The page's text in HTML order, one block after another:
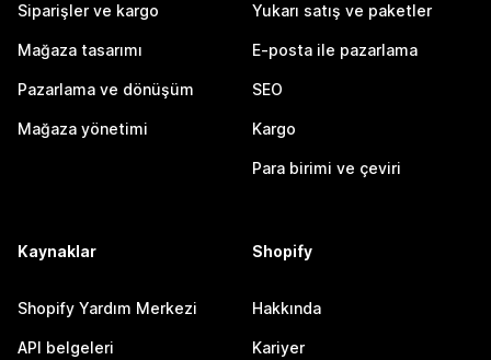
Siparişler ve kargo
Mağaza tasarımı
Pazarlama ve dönüşüm
Mağaza yönetimi
Yukarı satış ve paketler
E-posta ile pazarlama
SEO
Kargo
Para birimi ve çeviri
Kaynaklar
Shopify Yardım Merkezi
API belgeleri
Shopify
Hakkında
Kariyer